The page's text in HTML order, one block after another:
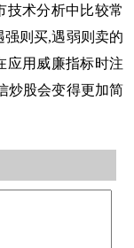
技术分析中比较常
则买,遇弱则卖的
应用威廉指标时注
炒股会变得更加简